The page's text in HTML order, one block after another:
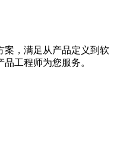
案，满足从产品定义到软
工程师为您服务。